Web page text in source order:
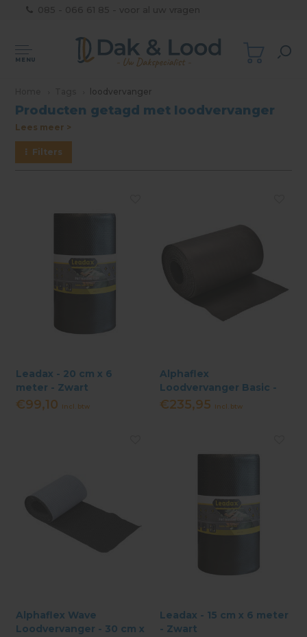
MENU
loodvervanger
Producten getagd met loodvervanger
Lees meer >
Filters
Leadax - 20 cm x 6
meter - Zwart
€99,10 Incl. btw
Alphaflex
Loodvervanger Basic -
30 cm x 10 meter - Zwart
€235,95 Incl. btw
Alphaflex Wave
Loodvervanger - 30 cm x
Leadax - 15 cm x 6 meter
- Zwart